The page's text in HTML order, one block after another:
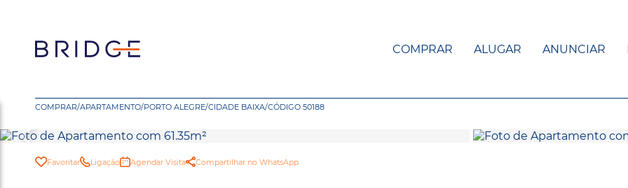
COMPRAR ALUGAR ANUNCIAR
COMPRAR/APARTAMENTO/PORTO ALEGRE/CIDADE BAIXA/CÓDIGO 50188
Favoritar Ligação Agendar Visita Compartilhar no WhatsApp